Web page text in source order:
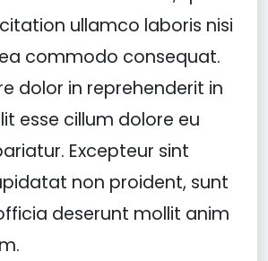
ullamco laboris nisi
commodo consequat.
dolor in reprehenderit in
esse cillum dolore eu
Excepteur sint
non proident, sunt
deserunt mollit anim